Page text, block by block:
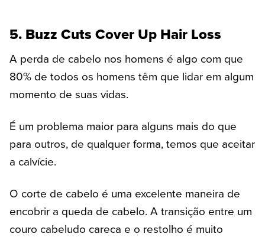
5. Buzz Cuts Cover Up Hair Loss
A perda de cabelo nos homens é algo com que
80% de todos os homens têm que lidar em algum
momento de suas vidas.
É um problema maior para alguns mais do que
para outros, de qualquer forma, temos que aceitar
a calvície.
O corte de cabelo é uma excelente maneira de
encobrir a queda de cabelo. A transição entre um
couro cabeludo careca e o restolho é muito